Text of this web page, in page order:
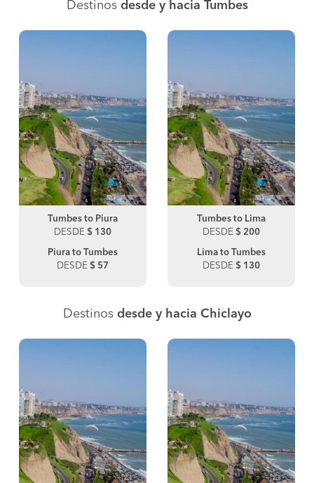
Destinos desde y hacia Tumbes
Tumbes to Piura
DESDE $ 130
Piura to Tumbes
DESDE $ 57
Tumbes to Lima
DESDE $ 200
Lima to Tumbes
DESDE $ 130
Destinos desde y hacia Chiclayo